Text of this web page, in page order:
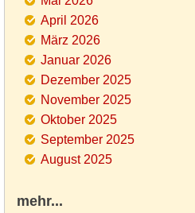
April 2026
März 2026
Januar 2026
Dezember 2025
November 2025
Oktober 2025
September 2025
August 2025
mehr...